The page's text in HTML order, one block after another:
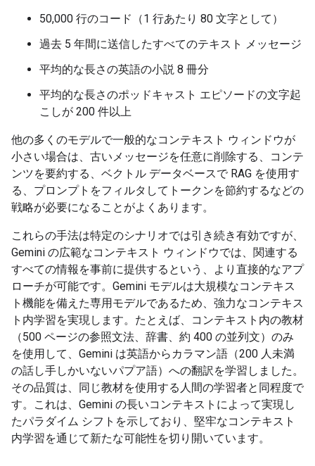
50,000 行のコード（1 行あたり 80 文字として）
過去 5 年間に送信したすべてのテキスト メッセージ
平均的な長さの英語の小説 8 冊分
平均的な長さのポッドキャスト エピソードの文字起
こしが 200 件以上
他の多くのモデルで一般的なコンテキスト ウィンドウが
小さい場合は、古いメッセージを任意に削除する、コンテ
ンツを要約する、ベクトル データベースで RAG を使用す
る、プロンプトをフィルタしてトークンを節約するなどの
戦略が必要になることがよくあります。
これらの手法は特定のシナリオでは引き続き有効ですが、
Gemini の広範なコンテキスト ウィンドウでは、関連する
すべての情報を事前に提供するという、より直接的なアプ
ローチが可能です。Gemini モデルは大規模なコンテキス
ト機能を備えた専用モデルであるため、強力なコンテキス
ト内学習を実現します。たとえば、コンテキスト内の教材
（500 ページの参照文法、辞書、約 400 の並列文）のみ
を使用して、Gemini は英語からカラマン語（200 人未満
の話し手しかいないパプア語）への翻訳を学習しました。
その品質は、同じ教材を使用する人間の学習者と同程度で
す。
これは、Gemini の長いコンテキストによって実現し
たパラダイム シフトを示しており、堅牢なコンテキスト
内学習を通じて新たな可能性を切り開いています。